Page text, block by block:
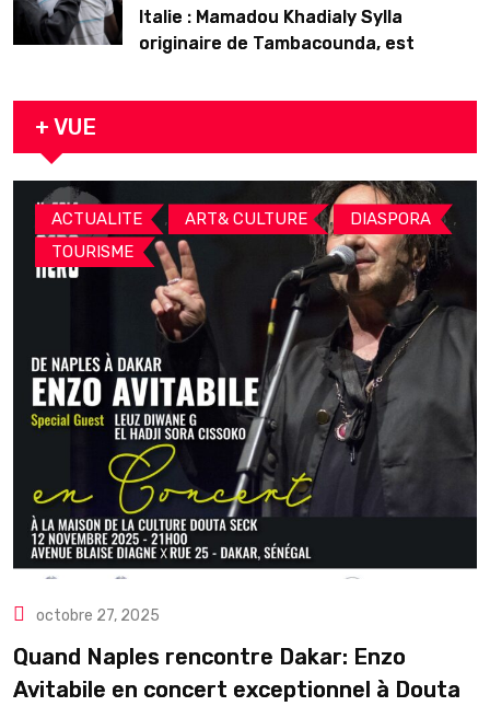
Italie : Mamadou Khadialy Sylla
originaire de Tambacounda, est
arrestation
+ VUE
ACTUALITE , ART& CULTURE , DIASPORA ,
TOURISME
octobre 27, 2025
Quand Naples rencontre Dakar: Enzo
Avitabile en concert exceptionnel à Douta